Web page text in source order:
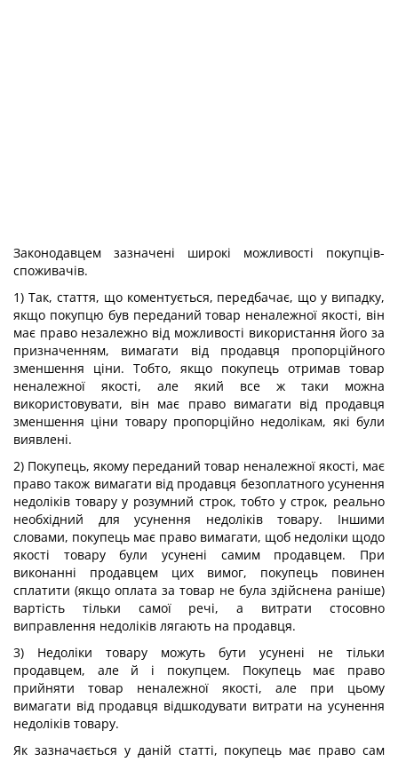
Законодавцем зазначені широкі можливості покупців-
споживачів.
1) Так, стаття, що коментується, передбачає, що у випадку,
якщо покупцю був переданий товар неналежної якості, він
має право незалежно від можливості використання його за
призначенням, вимагати від продавця пропорційного
зменшення ціни. Тобто, якщо покупець отримав товар
неналежної якості, але який все ж таки можна
використовувати, він має право вимагати від продавця
зменшення ціни товару пропорційно недолікам, які були
виявлені.
2) Покупець, якому переданий товар неналежної якості, має
право також вимагати від продавця безоплатного усунення
недоліків товару у розумний строк, тобто у строк, реально
необхідний для усунення недоліків товару. Іншими
словами, покупець має право вимагати, щоб недоліки щодо
якості товару були усунені самим продавцем. При
виконанні продавцем цих вимог, покупець повинен
сплатити (якщо оплата за товар не була здійснена раніше)
вартість тільки самої речі, а витрати стосовно
виправлення недоліків лягають на продавця.
3) Недоліки товару можуть бути усунені не тільки
продавцем, але й і покупцем. Покупець має право
прийняти товар неналежної якості, але при цьому
вимагати від продавця відшкодувати витрати на усунення
недоліків товару.
Як зазначається у даній статті, покупець має право сам